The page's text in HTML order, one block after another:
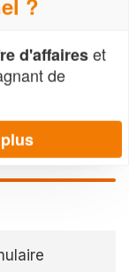
contributors,
d'affaireset
de